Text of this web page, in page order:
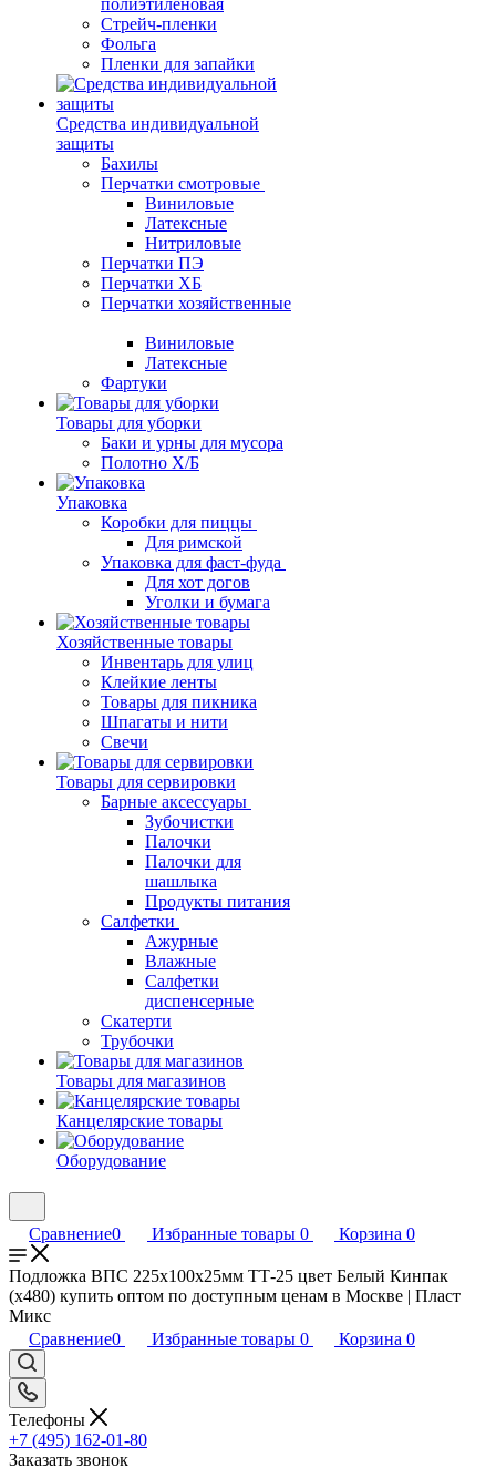
полиэтиленовая
Стрейч-пленки
Фольга
Пленки для запайки
Средства индивидуальной
защиты
Бахилы
Перчатки смотровые
Виниловые
Латексные
Нитриловые
Перчатки ПЭ
Перчатки ХБ
Перчатки хозяйственные
Виниловые
Латексные
Фартуки
Товары для уборки
Баки и урны для мусора
Полотно Х/Б
Упаковка
Коробки для пиццы
Для римской
Упаковка для фаст-фуда
Для хот догов
Уголки и бумага
Хозяйственные товары
Инвентарь для улиц
Клейкие ленты
Товары для пикника
Шпагаты и нити
Свечи
Товары для сервировки
Барные аксессуары
Зубочистки
Палочки
Палочки для
шашлыка
Продукты питания
Салфетки
Ажурные
Влажные
Салфетки
диспенсерные
Скатерти
Трубочки
Товары для магазинов
Канцелярские товары
Оборудование
Сравнение0 Избранные товары 0 Корзина 0
Подложка ВПС 225х100х25мм ТТ-25 цвет Белый Кинпак
(х480) купить оптом по доступным ценам в Москве | Пласт
Микс
Сравнение0 Избранные товары 0 Корзина 0
Телефоны
+7 (495) 162-01-80
Заказать звонок